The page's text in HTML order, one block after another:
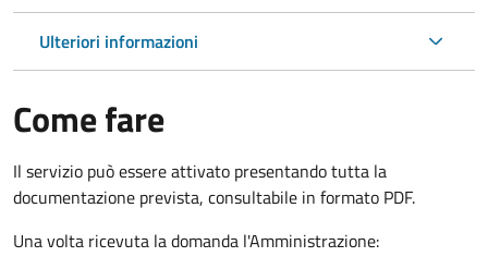
Ulteriori informazioni
Come fare
Il servizio può essere attivato presentando tutta la
documentazione prevista, consultabile in formato PDF.
Una volta ricevuta la domanda l'Amministrazione: